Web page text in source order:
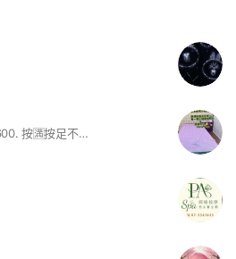
.60 分鐘1300. .90分鐘1600. 按🈵按足不偷時. （時尚） 地址.高雄市鳳山區瑞隆東路242 號. 本店前方150公尺，瑞豐國小對面有收費停車場🅿️或公園旁邊有停車格好停車 （香水） 店址:高雄市鳳山區保泰路130號 近保泰路與南正二路交叉口,車 可停店門口或停到五甲國中週邊停車格)(離店100公尺) (斜對面保養廠晚上七點過後就 可以停了.)星期日公休可以停車）